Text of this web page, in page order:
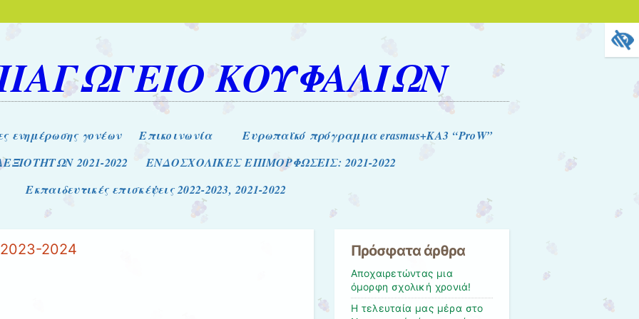
ΚΟΥΦΑΛΙΩΝ
ενημέρωσης γονέων Επικοινωνία
Eυρωπαϊκό πρόγραμμα erasmus+KA3 “ProW”
2021-2022
ΕΝΔΟΣΧΟΛΙΚΕΣ ΕΠΙΜΟΡΦΩΣΕΙΣ: 2021-2022
Εκπαιδευτικές επισκέψεις 2022-2023, 2021-2022
2024 Πρόσφατα άρθρα
Αποχαιρετώντας μια
όμορφη σχολική χρονιά!
Η τελευταία μας μέρα στο